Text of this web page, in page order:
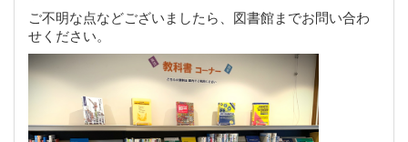
ご不明な点などございましたら、図書館までお問い合わ
せください。